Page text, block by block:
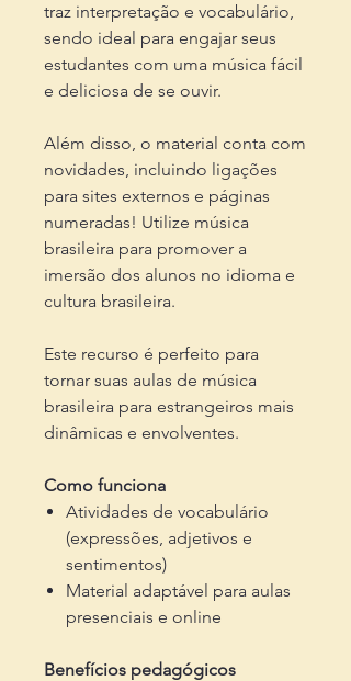
traz interpretação e vocabulário,
sendo ideal para engajar seus
estudantes com uma música fácil
e deliciosa de se ouvir.
Além disso, o material conta com
novidades, incluindo ligações
para sites externos e páginas
numeradas! Utilize música
brasileira para promover a
imersão dos alunos no idioma e
cultura brasileira.
Este recurso é perfeito para
tornar suas aulas de música
brasileira para estrangeiros mais
dinâmicas e envolventes.
Como funciona
Atividades de vocabulário
(expressões, adjetivos e
sentimentos)
Material adaptável para aulas
presenciais e online
Benefícios pedagógicos